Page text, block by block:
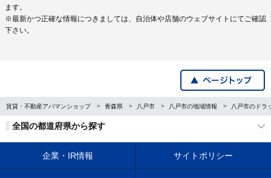
ます。
※最新かつ正確な情報につきましては、自治体や店舗のウェブサイトにてご確認
下さい。
賃貸・不動産アパマンショップ 青森県 八戸市 八戸市の地域情報 八戸市のドラ
全国の都道府県から探す
企業・IR情報 サイトポリシー